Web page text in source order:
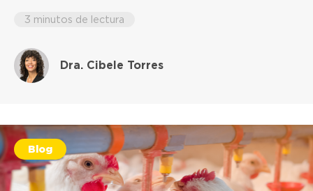
3 minutos de lectura
Dra. Cibele Torres
Blog